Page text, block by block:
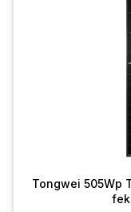
Tongwei 505Wp